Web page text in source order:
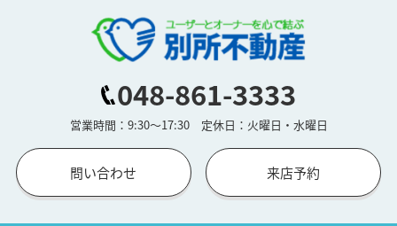
048-861-3333
営業時間：9:30～17:30 定休日：火曜日・水曜日
問い合わせ 来店予約